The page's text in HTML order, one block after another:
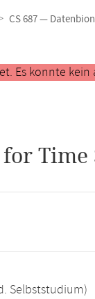
CS 687 —
Es konnte
Time
Selbststudium)